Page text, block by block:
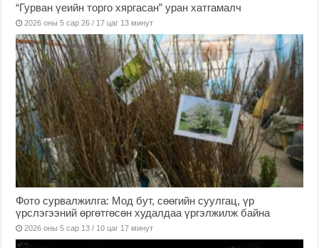
“Гурван үеийн торго хяргасан” уран хатгамалч
2026 оны 5 сар 26 / 17 цаг 13 минут
Фото сурвалжилга: Мод бут, сөөгийн суулгац, үр
үрслэгээний өргөтгөсөн худалдаа үргэлжилж байна
2026 оны 5 сар 13 / 10 цаг 17 минут